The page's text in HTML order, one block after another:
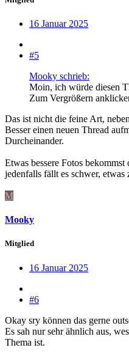
16 Januar 2025
#5
Mooky schrieb:
Moin, ich würde diesen
Zum Vergrößern
Das ist nicht die feine Art,
Besser einen neuen Thread
Durcheinander.
Etwas bessere Fotos
jedenfalls fällt es schwer, etwas
M
Mooky
Mitglied
16 Januar 2025
#6
Okay sry können das gerne
Es sah nur sehr ähnlich aus,
Thema ist.